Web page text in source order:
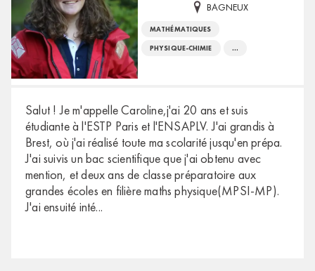
BAGNEUX
MATHÉMATIQUES
PHYSIQUE-CHIMIE ...
Salut ! Je m'appelle Caroline,j'ai 20 ans et suis
étudiante à l'ESTP Paris et l'ENSAPLV. J'ai grandis à
Brest, où j'ai réalisé toute ma scolarité jusqu'en prépa.
J'ai suivis un bac scientifique que j'ai obtenu avec
mention, et deux ans de classe préparatoire aux
grandes écoles en filière maths physique(MPSI-MP).
J'ai ensuité inté...